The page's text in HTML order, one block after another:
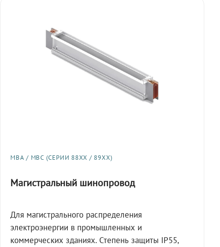
МВА / МВС (СЕРИИ 88XX / 89XX)
Магистральный шинопровод
Для магистрального распределения
электроэнергии в промышленных и
коммерческих зданиях. Степень защиты IP55,